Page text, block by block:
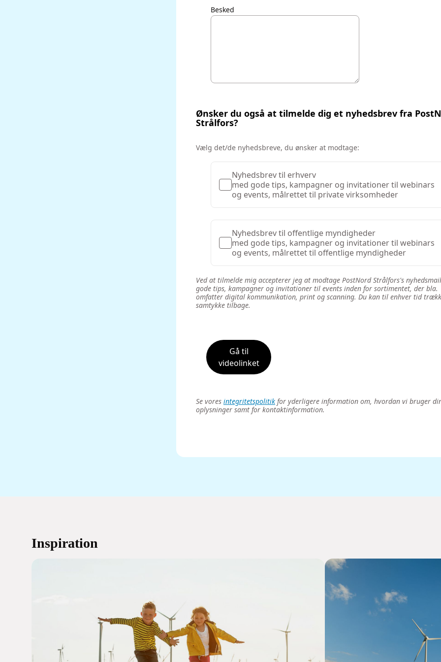
Besked
Ønsker du også at tilmelde dig et nyhedsbrev fra
Strålfors?
‌Vælg det/de nyhedsbreve, du ønsker at modtage:
Nyhedsbrev til erhverv
med gode tips, kampagner og invitationer til webinars
og events, målrettet til private virksomheder
Nyhedsbrev til offentlige myndigheder
med gode tips, kampagner og invitationer til webinars
og events, målrettet til offentlige myndigheder
Ved at tilmelde mig accepterer jeg at modtage PostNord Strålfors's
gode tips, kampagner og invitationer til events inden for sortimentet, der bla.
omfatter digital kommunikation, print og scanning. Du kan til enhver tid
samtykke tilbage.‌
Gå til
videolinket
Se vores integritetspolitik for yderligere information om, hvordan vi bruger
oplysninger samt for kontaktinformation.
Inspiration